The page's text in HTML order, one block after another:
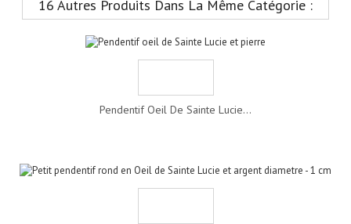
16 Autres Produits Dans La Même Catégorie :
Pendentif Oeil De Sainte Lucie...